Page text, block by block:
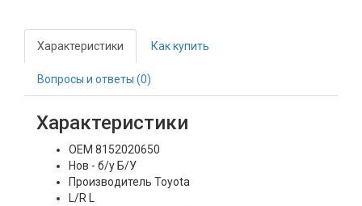
Характеристики Как купить
Вопросы и ответы (0)
Характеристики
OEM 8152020650
Нов - б/у Б/У
Производитель Toyota
L/R